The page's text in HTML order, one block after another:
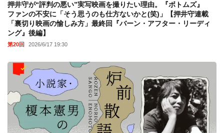
押井守が“評判の悪い”実写映画を撮りたい理由。『ボトムズ』
ファンの不安に「そう思うのも仕方ないかと(笑)」【押井守連載
「裏切り映画の愉しみ方」最終回『バーン・アフター・リーディ
ング』後編】
第20回 2026/6/17 19:30